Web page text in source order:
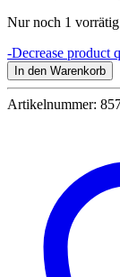
war:
Nur noch 1 vorrätig
-Decrease product
In den Warenkorb
Artikelnummer: